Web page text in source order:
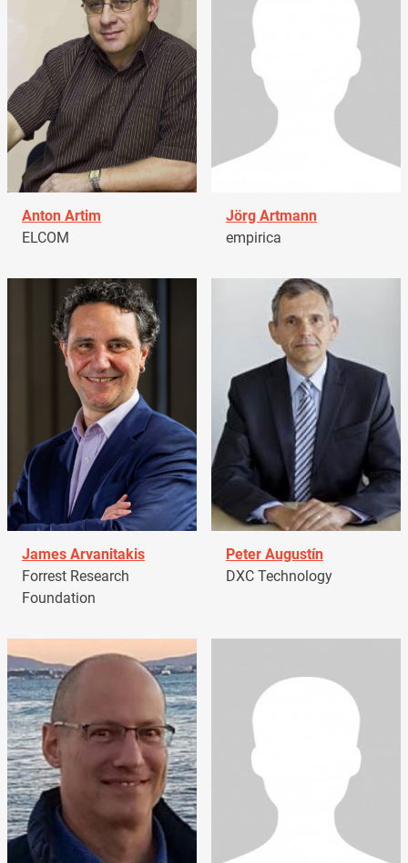
Anton Artim
ELCOM
Jörg Artmann
empirica
James Arvanitakis
Forrest Research
Foundation
Peter Augustín
DXC Technology